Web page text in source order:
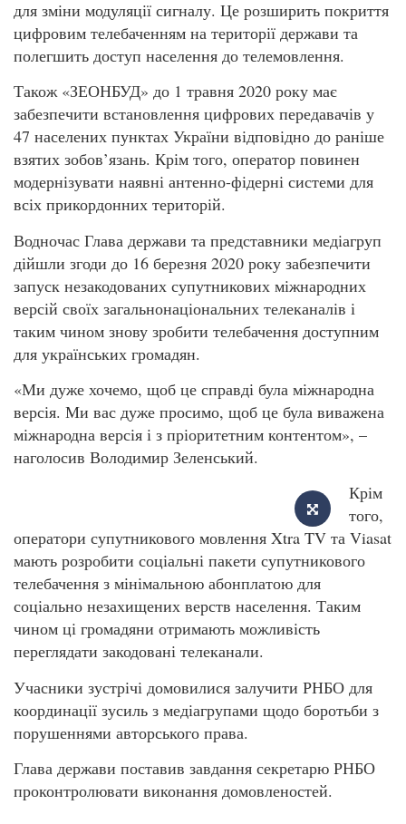
для зміни модуляції сигналу. Це розширить покриття
цифровим телебаченням на території держави та
полегшить доступ населення до телемовлення.
Також «ЗЕОНБУД» до 1 травня 2020 року має
забезпечити встановлення цифрових передавачів у
47 населених пунктах України відповідно до раніше
взятих зобов’язань. Крім того, оператор повинен
модернізувати наявні антенно-фідерні системи для
всіх прикордонних територій.
Водночас Глава держави та представники медіагруп
дійшли згоди до 16 березня 2020 року забезпечити
запуск незакодованих супутникових міжнародних
версій своїх загальнонаціональних телеканалів і
таким чином знову зробити телебачення доступним
для українських громадян.
«Ми дуже хочемо, щоб це справді була міжнародна
версія. Ми вас дуже просимо, щоб це була виважена
міжнародна версія і з пріоритетним контентом», –
наголосив Володимир Зеленський.
Крім
того,
оператори супутникового мовлення Xtra TV та Viasat
мають розробити соціальні пакети супутникового
телебачення з мінімальною абонплатою для
соціально незахищених верств населення. Таким
чином ці громадяни отримають можливість
переглядати закодовані телеканали.
Учасники зустрічі домовилися залучити РНБО для
координації зусиль з медіагрупами щодо боротьби з
порушеннями авторського права.
Глава держави поставив завдання секретарю РНБО
проконтролювати виконання домовленостей.